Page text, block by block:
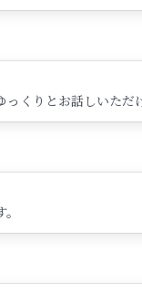
っくりとお話しいただ